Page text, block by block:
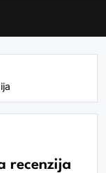
recenzija